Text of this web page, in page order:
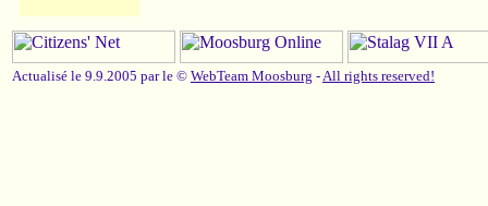
Actualisé le 9.9.2005 par le © WebTeam Moosburg -All rights reserved!